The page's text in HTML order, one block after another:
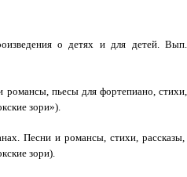
о детях и для детей.
пьесы для фортепиано, стихи,
зори»).
Песни и романсы, стихи,
зори).